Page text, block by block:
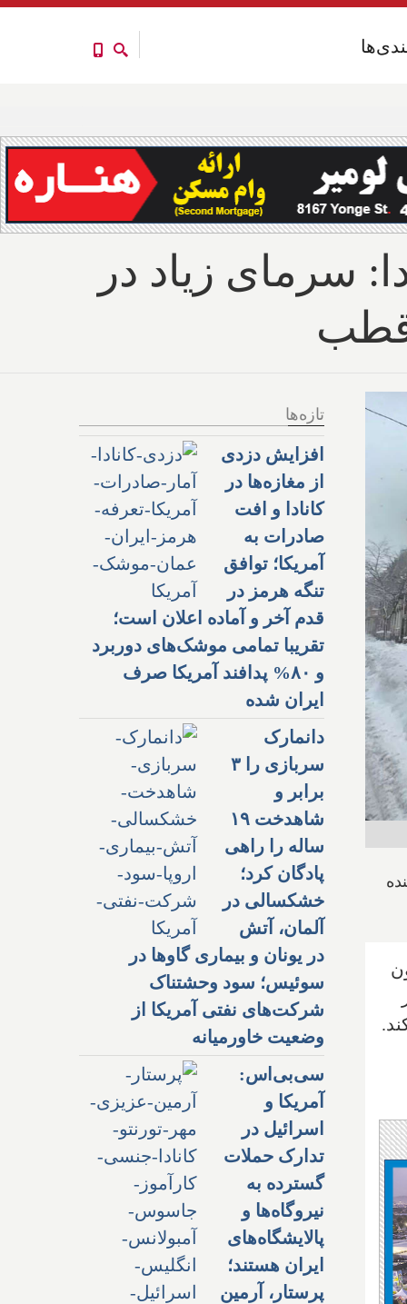
سرمای زیاد در
قطب
تازه‌ها
افزایش دزدی
از مغازه‌ها در
کانادا و افت
صادرات به
آمریکا؛ توافق
تنگه هرمز در
قدم آخر و آماده اعلان است؛
تقریبا تمامی موشک‌های دوربرد
و ۸۰% پدافند آمریکا صرف
ایران شده
دانمارک
سربازی را ۳
برابر و
شاهدخت ۱۹
ساله را راهی
پادگان کرد؛
خشکسالی در
آلمان، آتش
در یونان و بیماری گاوها در
سوئیس؛ سود وحشتناک
شرکت‌های نفتی آمریکا از
وضعیت خاورمیانه
سی‌بی‌اس:
آمریکا و
اسرائیل در
تدارک حملات
گسترده به
نیروگاه‌ها و
پالایشگاه‌های
ایران هستند؛
پرستار، آرمین